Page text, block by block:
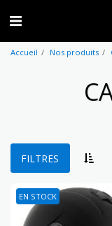
Accueil Nos produits
FILTRES
EN STOCK